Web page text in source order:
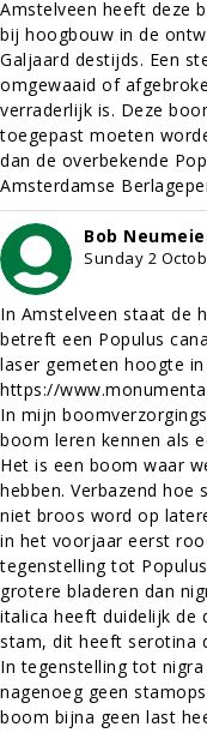
Amstelveen heeft deze
bij hoogbouw in de
Galjaard destijds. Een
omgewaaid of
verraderlijk is. Deze
toegepast moeten
dan de overbekende
Amsterdamse
Bob
Sunday 2
In Amstelveen staat de
betreft een Populus
laser gemeten hoogte
https://
In mijn
boom leren kennen als
Het is een boom waar
hebben. Verbazend
niet broos word op
in het voorjaar eerst
tegenstelling tot
grotere bladeren dan
italica heeft duidelijk de
stam, dit heeft serotina
In tegenstelling tot
nagenoeg geen
boom bijna geen last